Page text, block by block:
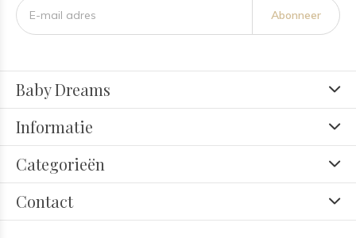
Abonneer
Baby Dreams
Informatie
Categorieën
Contact